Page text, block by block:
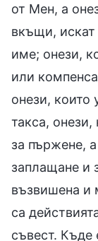
от Мен, а
вкъщи, искат
име; онези,
или
онези, които
такса, онези,
за пържене,
заплащане и
възвишена и
са
съвест. Къде